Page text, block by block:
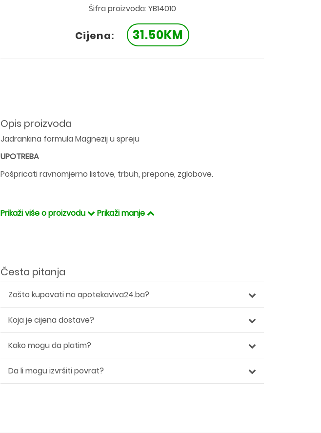
Šifra proizvoda: YB14010
Cijena: 31.50KM
Opis proizvoda
Jadrankina formula Magnezij u spreju
UPOTREBA
Pošpricati ravnomjerno listove, trbuh, prepone, zglobove.
Prikaži više o proizvodu Prikaži manje
Česta pitanja
Zašto kupovati na apotekaviva24.ba?
Koja je cijena dostave?
Kako mogu da platim?
Da li mogu izvršiti povrat?